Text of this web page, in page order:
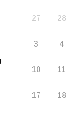
27 28
3 4
10 11
17 18